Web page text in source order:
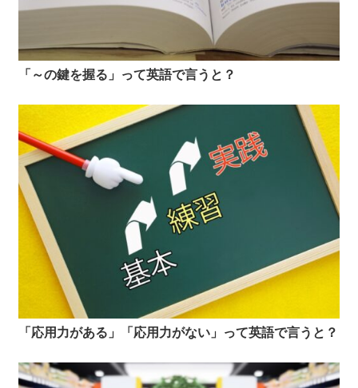
「～の鍵を握る」って英語で言うと？
「応用力がある」「応用力がない」って英語で言うと？